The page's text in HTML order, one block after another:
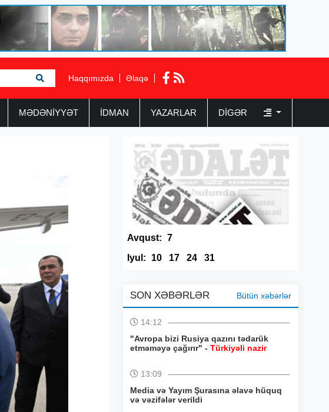
Haqqımızda Əlaqə
MƏDƏNİYYƏT İDMAN YAZARLAR DIGƏR
Avqust: 7
Iyul:
10 17 24 31
SON XƏBƏRLƏR Bütün xəbərlər
14:12
"Avropa bizi Rusiya qazını tədarük
etməməyə çağırır" - Türkiyəli nazir
13:09
Media və Yayım Şurasına əlavə hüquq
və vəzifələr verildi